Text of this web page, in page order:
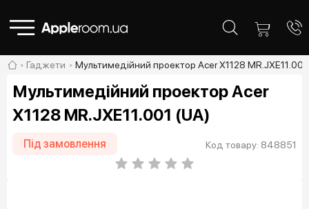
Гаджети Мультимедійний проектор Acer X1128 MR.JXE11.001
Мультимедійний проектор Acer
X1128 MR.JXE11.001 (UA)
Під замовлення Код товару: 848851